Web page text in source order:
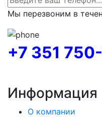
Мы перезвоним в
+7 351
Информация
О компании